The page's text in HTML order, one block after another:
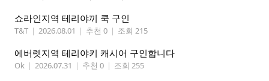
쇼라인지역 테리야끼 쿡 구인
T&T | 2026.08.01 | 추천 0 | 조회 215
에버렛지역 테리야키 캐시어 구인합니다
Ok | 2026.07.31 | 추천 0 | 조회 255